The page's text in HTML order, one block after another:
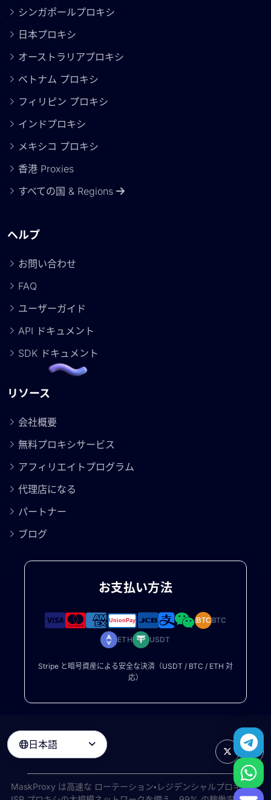
シンガポールプロキシ
日本プロキシ
オーストラリアプロキシ
ベトナム プロキシ
フィリピン プロキシ
インドプロキシ
メキシコ プロキシ
香港 Proxies
すべての国 & Regions
ヘルプ
お問い合わせ
FAQ
ユーザーガイド
API ドキュメント
SDK ドキュメント
リソース
会社概要
無料プロキシサービス
アフィリエイトプログラム
代理店になる
パートナー
ブログ
お支払い方法
BTCBTC
ETH USDT
Stripe と暗号資産による安全な決済（USDT / BTC / ETH 対
応）
日本語 
MaskProxy は高速な ローテーション・レジデンシャルプロキシと